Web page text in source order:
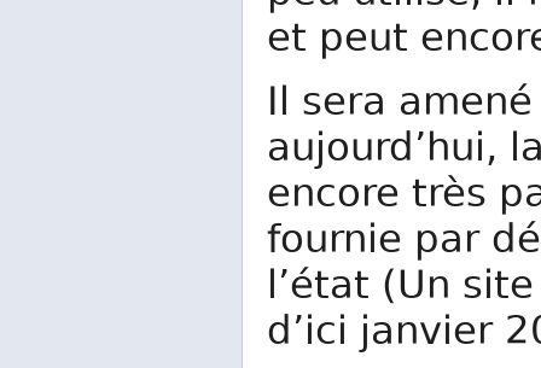
et peut
Il sera
aujourd’hui,
encore très
fournie par
l’état (Un
d’ici janvier